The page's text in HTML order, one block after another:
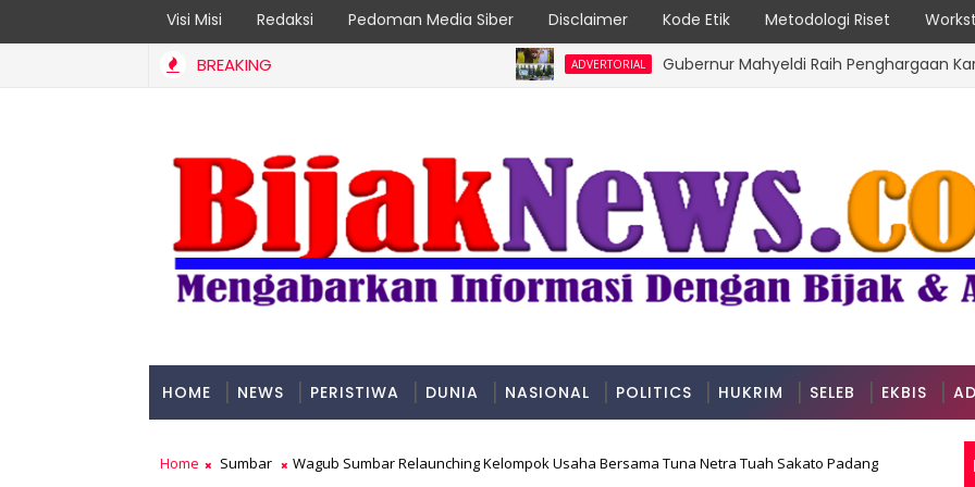
Visi Misi Redaksi Pedoman Media Siber Disclaimer Kode Etik Metodologi Riset
BREAKING ADVERTORIAL Gubernur Mahyeldi Raih Penghargaan Kartika
HOME NEWS PERISTIWA DUNIA NASIONAL POLITICS HUKRIM SELEB EKBIS
Home Sumbar Wagub Sumbar Relaunching Kelompok Usaha Bersama Tuna Netra Tuah Sakato Padang